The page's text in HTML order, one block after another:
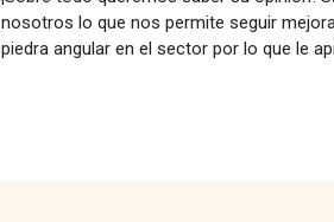
nosotros lo que nos permite seguir
piedra angular en el sector por lo que le